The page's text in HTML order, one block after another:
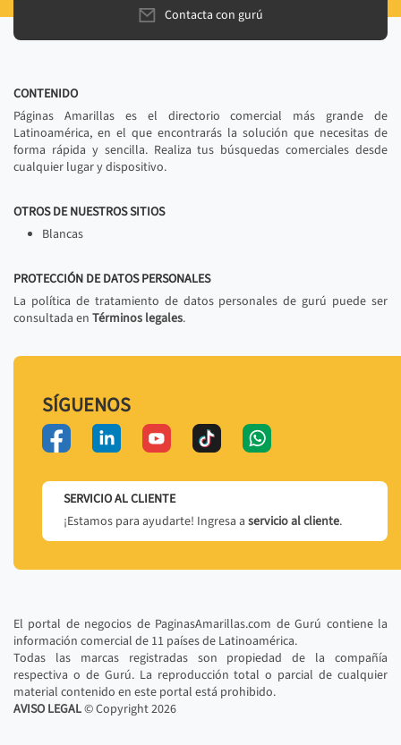
Contacta con gurú
CONTENIDO
Páginas Amarillas es el directorio comercial más grande de
Latinoamérica, en el que encontrarás la solución que necesitas de
forma rápida y sencilla. Realiza tus búsquedas comerciales desde
cualquier lugar y dispositivo.
OTROS DE NUESTROS SITIOS
Blancas
PROTECCIÓN DE DATOS PERSONALES
La política de tratamiento de datos personales de gurú puede ser
consultada en Términos legales.
SÍGUENOS
SERVICIO AL CLIENTE
¡Estamos para ayudarte! Ingresa a servicio al cliente.
El portal de negocios de PaginasAmarillas.com de Gurú contiene la
información comercial de 11 países de Latinoamérica.
Todas las marcas registradas son propiedad de la compañía
respectiva o de Gurú. La reproducción total o parcial de cualquier
material contenido en este portal está prohibido.
AVISO LEGAL© Copyright2026